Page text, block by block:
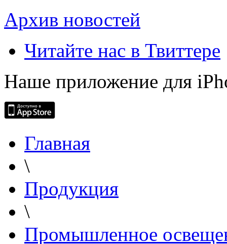
Архив новостей
Читайте нас в Твиттере
Наше приложение для
Главная
\
Продукция
\
Промышленное